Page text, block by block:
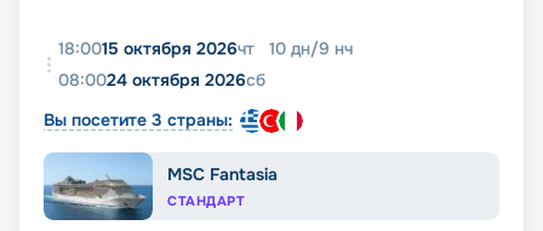
18:0015 октября 2026чт 10 дн/9 нч
08:0024 октября 2026сб
Вы посетите 3 страны:
MSC Fantasia
СТАНДАРТ